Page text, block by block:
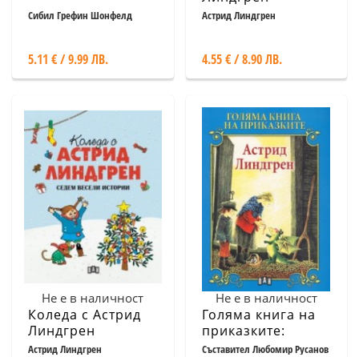
Сибил Грефин Шонфелд
5.11 € / 9.99 ЛВ.
Астрид Линдгрен
4.55 € / 8.90 ЛВ.
Не е в наличност
Коледа с Астрид
Линдгрен
Астрид Линдгрен
Не е в наличност
Голяма книга на
приказките:
Астрид Линдгрен
Съставител Любомир Русанов